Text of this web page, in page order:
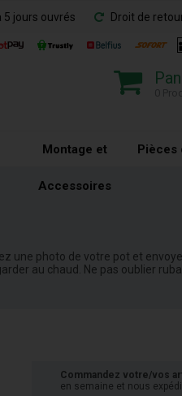
5 jours ouvrés Droit de
Montage et
Accessoires
Pièces
une photo de votre pot et
au chaud. Ne pas oublier
Commandez votre/vos
en semaine et nous